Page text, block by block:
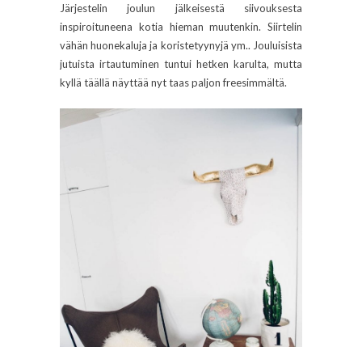
Järjestelin joulun jälkeisestä siivouksesta
inspiroituneena kotia hieman muutenkin. Siirtelin
vähän huonekaluja ja koristetyynyjä ym.. Jouluisista
jutuista irtautuminen tuntui hetken karulta, mutta
kyllä täällä näyttää nyt taas paljon freesimmältä.